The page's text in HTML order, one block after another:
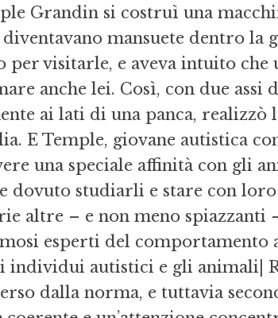
Grandin si costruì una
mansuete dentro la
per visitarle, e aveva intuito
anche lei. Così, con due assi
ai lati di una panca, realizzò
E Temple, giovane autistica
una speciale affinità con gli
dovuto studiarli e stare con
altre – e non meno
esperti del comportamento
individui autistici e gli animali|
dalla norma, e tuttavia